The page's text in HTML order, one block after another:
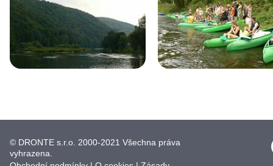
© DRONTE s.r.o. 2000-2021 Všechna práva
vyhrazena.